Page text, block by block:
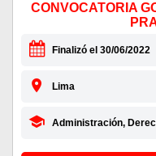
CONVOCATORIA
Finalizó el 30/06/2022
Lima
Administración,